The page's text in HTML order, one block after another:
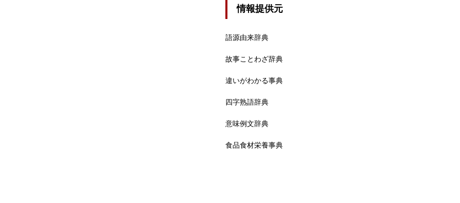
情報提供元
語源由来辞典
故事ことわざ辞典
違いがわかる事典
四字熟語辞典
意味例文辞典
食品食材栄養事典